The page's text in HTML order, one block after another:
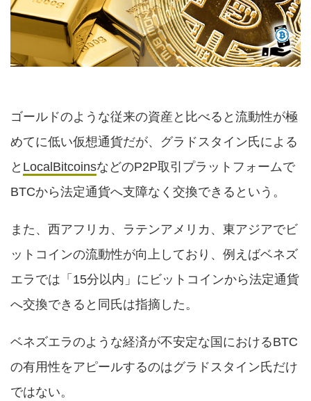
ゴールドのような従来の資産と比べると流動性が極
めてに低い仮想通貨だが、グラドスタイン氏による
と LocalBitcoinsなどのP2P取引プラットフォームで
BTCから法定通貨へ支障なく交換できるという。
また、西アフリカ、ラテンアメリカ、東アジアでビ
ットコインの流動性が向上しており、例えばベネズ
エラでは「15分以内」にビットコインから法定通貨
へ交換できると同氏は指摘した。
ベネズエラのような経済が不安定な国におけるBTC
の有用性をアピールするのはグラドスタイン氏だけ
ではない。